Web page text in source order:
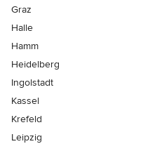
Graz
Halle
Hamm
Heidelberg
Ingolstadt
Kassel
Krefeld
Leipzig